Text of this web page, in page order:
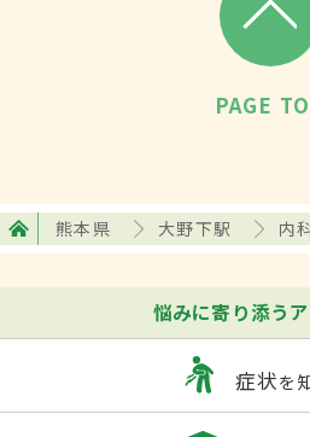
PAGE
熊本県 大野下駅 内
悩みに寄り添う
症状を